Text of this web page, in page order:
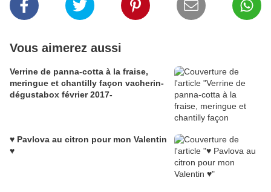
Vous aimerez aussi
Verrine de panna-cotta à la fraise,
meringue et chantilly façon vacherin-
dégustabox février 2017-
♥ Pavlova au citron pour mon Valentin
♥